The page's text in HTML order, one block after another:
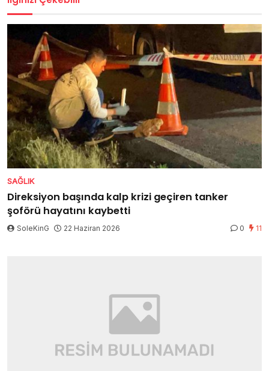
SAĞLIK
Direksiyon başında kalp krizi geçiren tanker
şoförü hayatını kaybetti
SoleKinG 22 Haziran 2026 0 11